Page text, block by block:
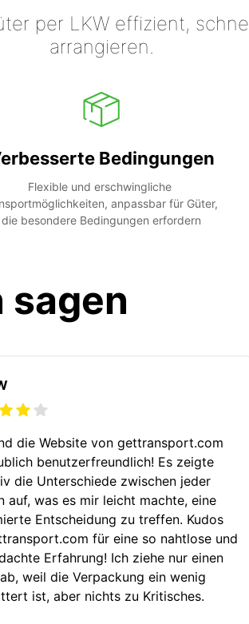
per LKW effizient,
arrangieren.
Bedingungen
Flexible und erschwingliche
anpassbar für Güter,
die besondere Bedingungen erfordern
sagen
die Website von gettransport.com
benutzerfreundlich! Es zeigte
die Unterschiede zwischen jeder
auf, was es mir leicht machte, eine
Entscheidung zu treffen. Kudos
für eine so nahtlose und
Erfahrung! Ich ziehe nur einen
weil die Verpackung ein wenig
ist, aber nichts zu Kritisches.